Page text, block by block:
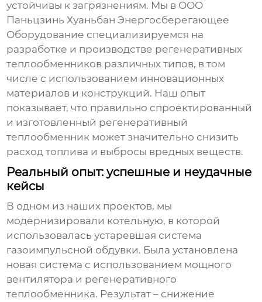
устойчивы к загрязнениям. Мы в ООО
Паньцзинь Хуаньбан Энергосберегающее
Оборудование специализируемся на
разработке и производстве регенеративных
теплообменников различных типов, в том
числе с использованием инновационных
материалов и конструкций. Наш опыт
показывает, что правильно спроектированный
и изготовленный регенеративный
теплообменник может значительно снизить
расход топлива и выбросы вредных веществ.
Реальный опыт: успешные и неудачные
кейсы
В одном из наших проектов, мы
модернизировали котельную, в которой
использовалась устаревшая система
газоимпульсной обдувки. Была установлена
новая система с использованием мощного
вентилятора и регенеративного
теплообменника. Результат – снижение